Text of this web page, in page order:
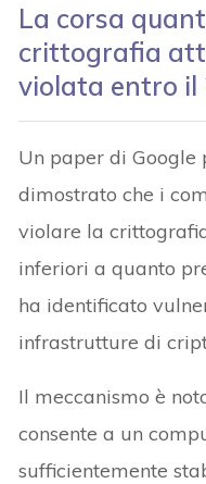
La corsa
crittografia
violata entro il
Un paper di
dimostrato che i
violare la
inferiori a quanto
ha identificato
infrastrutture di
Il meccanismo è
consente a un
sufficientemente